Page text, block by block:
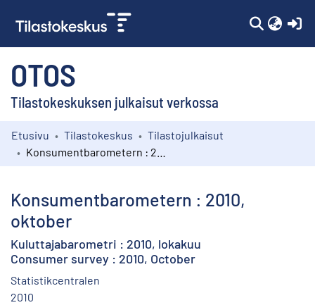
OTOS
Tilastokeskuksen julkaisut verkossa
Kokoelmat
Etusivu Tilastokeskus
Tilastojulkaisut
Konsumentbarometern : 2010,
oktober
Kuluttajabarometri : 2010, lokakuu
Consumer survey : 2010, October
Statistikcentralen
2010